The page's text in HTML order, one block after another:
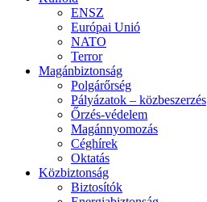
ENSZ
Európai Unió
NATO
Terror
Magánbiztonság
Polgárőrség
Pályázatok – közbeszerzés
Őrzés-védelem
Magánnyomozás
Céghírek
Oktatás
Közbiztonság
Biztosítók